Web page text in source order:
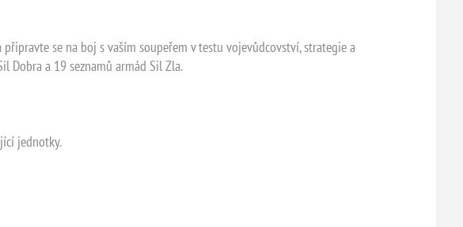
se na boj s vaším soupeřem v testu vojevůdcovství, strategie a
Dobra a 19 seznamů armád Sil Zla.
jednotky.